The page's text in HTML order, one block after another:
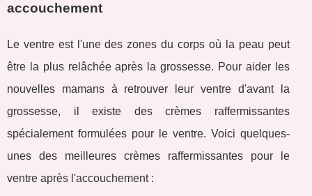
accouchement
Le ventre est l'une des zones du corps où la peau peut
être la plus relâchée après la grossesse. Pour aider les
nouvelles mamans à retrouver leur ventre d'avant la
grossesse, il existe des crèmes raffermissantes
spécialement formulées pour le ventre. Voici quelques-
unes des meilleures crèmes raffermissantes pour le
ventre après l'accouchement :